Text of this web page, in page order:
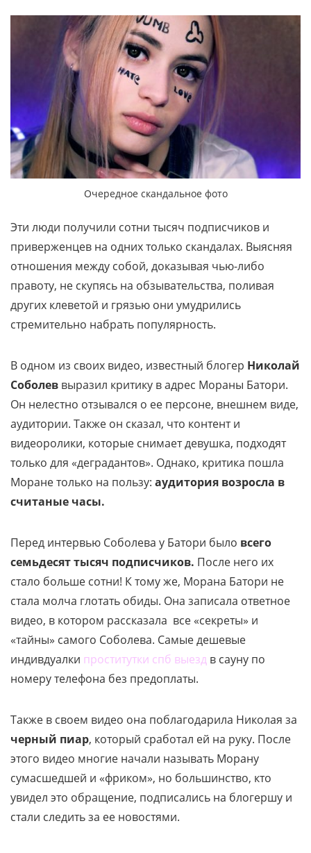
Очередное скандальное фото
Эти люди получили сотни тысяч подписчиков и
приверженцев на одних только скандалах. Выясняя
отношения между собой, доказывая чью-либо
правоту, не скупясь на обзывательства, поливая
других клеветой и грязью они умудрились
стремительно набрать популярность.
В одном из своих видео, известный блогер Николай
Соболев выразил критику в адрес Мораны Батори.
Он нелестно отзывался о ее персоне, внешнем виде,
аудитории. Также он сказал, что контент и
видеоролики, которые снимает девушка, подходят
только для «деградантов». Однако, критика пошла
Моране только на пользу: аудитория возросла в
считаные часы.
Перед интервью Соболева у Батори было всего
семьдесят тысяч подписчиков. После него их
стало больше сотни! К тому же, Морана Батори не
стала молча глотать обиды. Она записала ответное
видео, в котором рассказала все «секреты» и
«тайны» самого Соболева. Самые дешевые
индивдуалки проститутки спб выезд в сауну по
номеру телефона без предоплаты.
Также в своем видео она поблагодарила Николая за
черный пиар, который сработал ей на руку. После
этого видео многие начали называть Морану
сумасшедшей и «фриком», но большинство, кто
увидел это обращение, подписались на блогершу и
стали следить за ее новостями.